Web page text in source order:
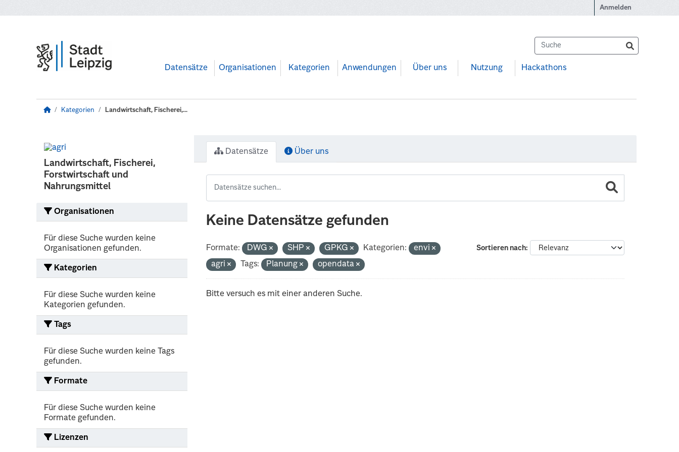
Anmelden
Datensätze Organisationen Kategorien Anwendungen Über uns Nutzung Hackathons
Kategorien Landwirtschaft, Fischerei,...
Landwirtschaft, Fischerei,
Forstwirtschaft und
Nahrungsmittel
Organisationen
Für diese Suche wurden keine
Organisationen gefunden.
Kategorien
Für diese Suche wurden keine
Kategorien gefunden.
Tags
Für diese Suche wurden keine Tags
gefunden.
Formate
Für diese Suche wurden keine
Formate gefunden.
Lizenzen
Datensätze Über uns
Keine Datensätze gefunden
Sortieren nach
Formate: DWG SHP GPKG Kategorien:
envi
agri
Tags: Planung opendata
Bitte versuch es mit einer anderen Suche.